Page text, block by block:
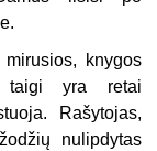
knygos
taigi yra retai
Rašytojas,
nulipdytas